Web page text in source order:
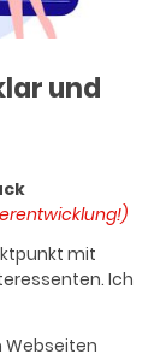
und
mit
Ich
Webseiten